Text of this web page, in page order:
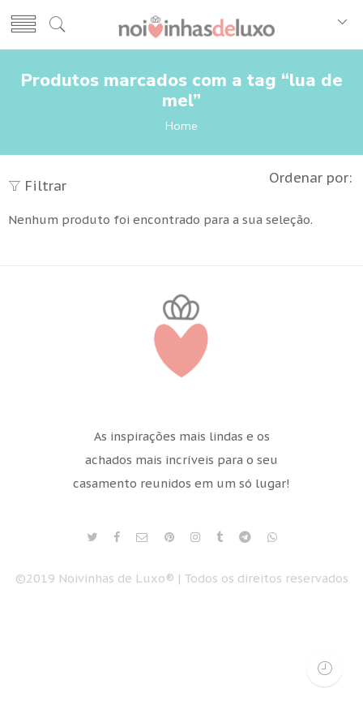
Produtos marcados com a tag “lua de
mel”
Home
Filtrar Ordenar por:
Nenhum produto foi encontrado para a sua seleção.
As inspirações mais lindas e os
achados mais incríveis para o seu
casamento reunidos em um só lugar!
©2019 Noivinhas de Luxo® | Todos os direitos reservados